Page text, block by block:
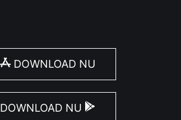
DOWNLOAD NU
DOWNLOAD NU